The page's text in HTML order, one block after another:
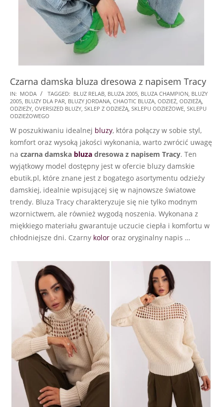
Czarna damska bluza dresowa z napisem Tracy
2024-
07-
21
IN: MODA TAGGED: BLUZ RELAB, BLUZA 2005, BLUZA CHAMPION, BLUZY
2005, BLUZY DLA PAR, BLUZY JORDANA, CHAOTIC BLUZA, ODZIEŻ, ODZIEŻĄ,
ODZIEŻY, OVERSIZED BLUZY, SKLEP Z ODZIEŻĄ, SKLEPU ODZIEŻOWE, SKLEPU
ODZIEŻOWEGO
W poszukiwaniu idealnej bluzy, która połączy w sobie styl,
komfort oraz wysoką jakości wykonania, warto zwrócić uwagę
na czarna damska bluza dresowa z napisem Tracy. Ten
wyjątkowy model dostępny jest w ofercie bluzy damskie
ebutik.pl, które znane jest z bogatego asortymentu odzieży
damskiej, idealnie wpisującej się w najnowsze światowe
trendy. Bluza Tracy charakteryzuje się nie tylko modnym
wzornictwem, ale również wygodą noszenia. Wykonana z
miękkiego materiału gwarantuje uczucie ciepła i komfortu w
chłodniejsze dni. Czarny kolor oraz oryginalny napis …